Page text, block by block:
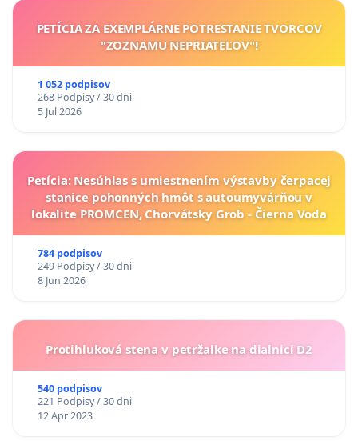
PETÍCIA ZA EXEMPLÁRNE POTRESTANIE TVORCOV
"ZOZNAMU NEPRIATEĽOV"!
1 052 podpisov
268 Podpisy / 30 dni
5 Jul 2026
Petícia: Nesúhlas s umiestnením výstavby čerpacej
stanice pohonných hmôt s autoumyvárňou v
lokalite PROMCEN, Chorvátsky Grob - Čierna Voda
784 podpisov
249 Podpisy / 30 dni
8 Jun 2026
Protihluková stena v petržalke na dialnici D2
540 podpisov
221 Podpisy / 30 dni
12 Apr 2023